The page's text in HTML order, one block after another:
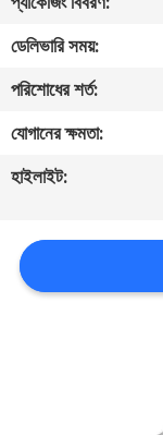
মান
নিয়ন্ত্রণ
যোগাযোগ
করুন
খবর
ডেলিভারি সময়:
পরিশোধের শর্ত:
যোগানের ক্ষমতা:
হাইলাইট: